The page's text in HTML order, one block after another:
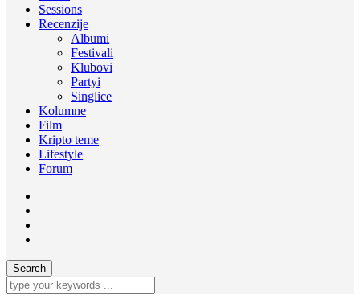
Sessions
Recenzije
Albumi
Festivali
Klubovi
Partyi
Singlice
Kolumne
Film
Kripto teme
Lifestyle
Forum